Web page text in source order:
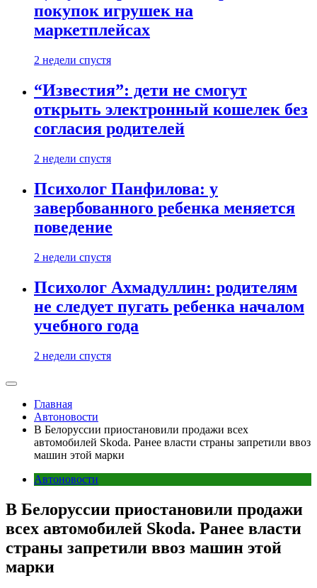
покупок игрушек на
маркетплейсах
2 недели спустя
“Известия”: дети не смогут
открыть электронный кошелек без
согласия родителей
2 недели спустя
Психолог Панфилова: у
завербованного ребенка меняется
поведение
2 недели спустя
Психолог Ахмадуллин: родителям
не следует пугать ребенка началом
учебного года
2 недели спустя
Главная
Автоновости
В Белоруссии приостановили продажи всех
автомобилей Skoda. Ранее власти страны запретили ввоз
машин этой марки
Автоновости
В Белоруссии приостановили продажи
всех автомобилей Skoda. Ранее власти
страны запретили ввоз машин этой
марки